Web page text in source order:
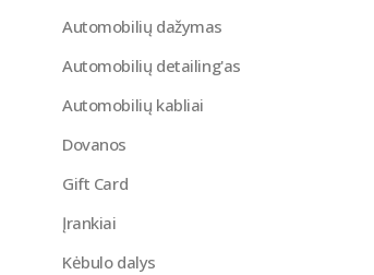
Automobilių dažymas
Automobilių detailing'as
Automobilių kabliai
Dovanos
Gift Card
Įrankiai
Kėbulo dalys